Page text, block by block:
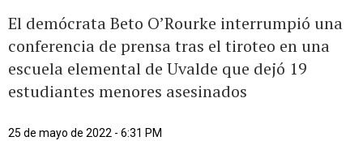
El demócrata Beto O’Rourke interrumpió una
conferencia de prensa tras el tiroteo en una
escuela elemental de Uvalde que dejó 19
estudiantes menores asesinados
25 de mayo de 2022 - 6:31 PM